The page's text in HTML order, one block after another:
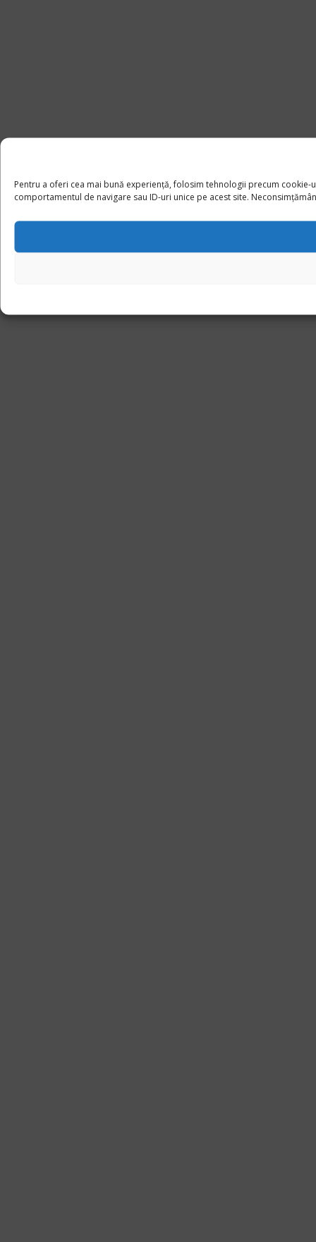
Pentru a oferi cea mai bună experiență, folosim tehnologii precum
comportamentul de navigare sau ID-uri unice pe acest site.